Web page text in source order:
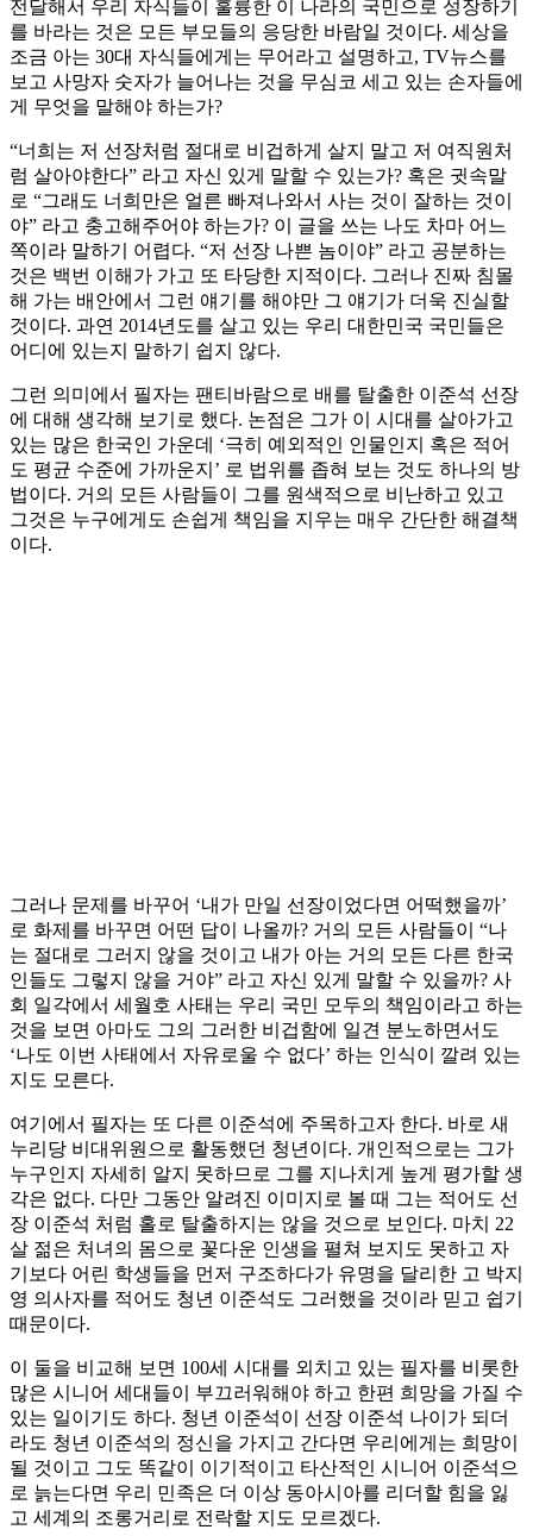
전달해서 우리 자식들이 훌륭한 이 나라의 국민으로 성장하기
를 바라는 것은 모든 부모들의 응당한 바람일 것이다. 세상을
조금 아는 30대 자식들에게는 무어라고 설명하고, TV뉴스를
보고 사망자 숫자가 늘어나는 것을 무심코 세고 있는 손자들에
게 무엇을 말해야 하는가?
“너희는 저 선장처럼 절대로 비겁하게 살지 말고 저 여직원처
럼 살아야한다” 라고 자신 있게 말할 수 있는가? 혹은 귓속말
로 “그래도 너희만은 얼른 빠져나와서 사는 것이 잘하는 것이
야” 라고 충고해주어야 하는가? 이 글을 쓰는 나도 차마 어느
쪽이라 말하기 어렵다. “저 선장 나쁜 놈이야” 라고 공분하는
것은 백번 이해가 가고 또 타당한 지적이다. 그러나 진짜 침몰
해 가는 배안에서 그런 얘기를 해야만 그 얘기가 더욱 진실할
것이다. 과연 2014년도를 살고 있는 우리 대한민국 국민들은
어디에 있는지 말하기 쉽지 않다.
그런 의미에서 필자는 팬티바람으로 배를 탈출한 이준석 선장
에 대해 생각해 보기로 했다. 논점은 그가 이 시대를 살아가고
있는 많은 한국인 가운데 ‘극히 예외적인 인물인지 혹은 적어
도 평균 수준에 가까운지’ 로 법위를 좁혀 보는 것도 하나의 방
법이다. 거의 모든 사람들이 그를 원색적으로 비난하고 있고
그것은 누구에게도 손쉽게 책임을 지우는 매우 간단한 해결책
이다.
그러나 문제를 바꾸어 ‘내가 만일 선장이었다면 어떡했을까’
로 화제를 바꾸면 어떤 답이 나올까? 거의 모든 사람들이 “나
는 절대로 그러지 않을 것이고 내가 아는 거의 모든 다른 한국
인들도 그렇지 않을 거야” 라고 자신 있게 말할 수 있을까? 사
회 일각에서 세월호 사태는 우리 국민 모두의 책임이라고 하는
것을 보면 아마도 그의 그러한 비겁함에 일견 분노하면서도
‘나도 이번 사태에서 자유로울 수 없다’ 하는 인식이 깔려 있는
지도 모른다.
여기에서 필자는 또 다른 이준석에 주목하고자 한다. 바로 새
누리당 비대위원으로 활동했던 청년이다. 개인적으로는 그가
누구인지 자세히 알지 못하므로 그를 지나치게 높게 평가할 생
각은 없다. 다만 그동안 알려진 이미지로 볼 때 그는 적어도 선
장 이준석 처럼 홀로 탈출하지는 않을 것으로 보인다. 마치 22
살 젊은 처녀의 몸으로 꽃다운 인생을 펼쳐 보지도 못하고 자
기보다 어린 학생들을 먼저 구조하다가 유명을 달리한 고 박지
영 의사자를 적어도 청년 이준석도 그러했을 것이라 믿고 쉽기
때문이다.
이 둘을 비교해 보면 100세 시대를 외치고 있는 필자를 비롯한
많은 시니어 세대들이 부끄러워해야 하고 한편 희망을 가질 수
있는 일이기도 하다. 청년 이준석이 선장 이준석 나이가 되더
라도 청년 이준석의 정신을 가지고 간다면 우리에게는 희망이
될 것이고 그도 똑같이 이기적이고 타산적인 시니어 이준석으
로 늙는다면 우리 민족은 더 이상 동아시아를 리더할 힘을 잃
고 세계의 조롱거리로 전락할 지도 모르겠다.